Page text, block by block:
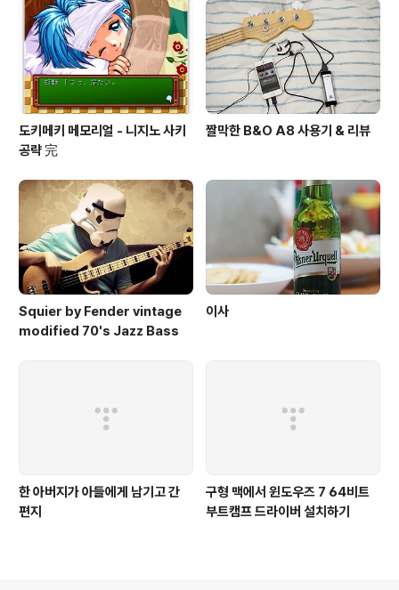
도키메키 메모리얼 - 니지노 사키
공략 完
짤막한 B&O A8 사용기 & 리뷰
Squier by Fender vintage
modified 70's Jazz Bass
이사
한 아버지가 아들에게 남기고 간
편지
구형 맥에서 윈도우즈 7 64비트
부트캠프 드라이버 설치하기